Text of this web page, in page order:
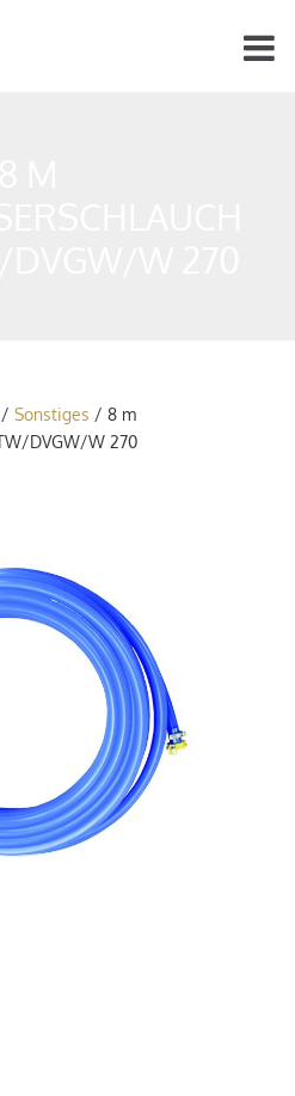
/ Sonstiges / 8 m
DVGW/W 270